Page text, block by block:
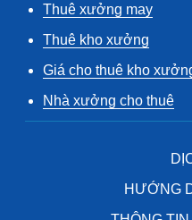
Thuê xưởng may
Thuê kho xưởng
Giá cho thuê kho
Nhà xưởng cho thuê
HƯỚNG